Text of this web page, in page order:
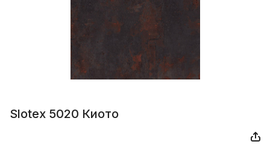
Slotex 5020 Киото